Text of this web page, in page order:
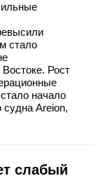
стало
Рост
начало
судна Areion,
слабый